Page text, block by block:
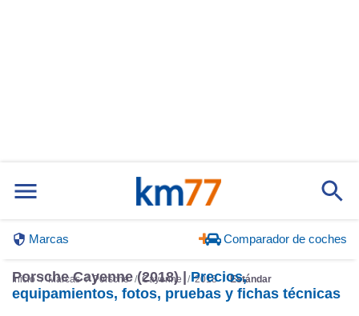
Marcas Comparador de coches
Inicio Marcas Porsche Cayenne 2018 Estándar
Porsche Cayenne (2018) |Precios,
equipamientos, fotos, pruebas y fichas técnicas